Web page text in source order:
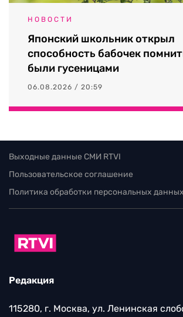
НОВОСТИ
Японский школьник открыл
способность бабочек
были гусеницами
06.08.2026 / 20:59
Выходные данные СМИ RTVI
Пользовательское соглашение
Политика обработки персональных данных
Редакция
115280, г. Москва, ул. Ленинская